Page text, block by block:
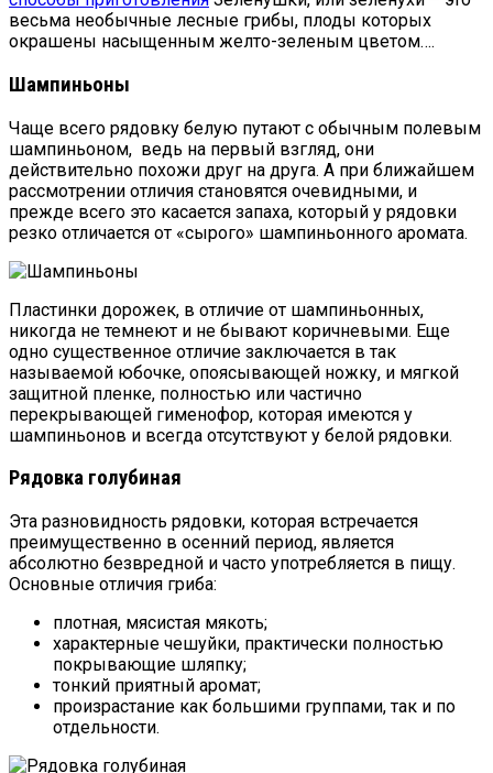
весьма необычные лесные грибы, плоды которых
окрашены насыщенным желто-зеленым цветом….
Шампиньоны
Чаще всего рядовку белую путают с обычным полевым
шампиньоном, ведь на первый взгляд, они
действительно похожи друг на друга. А при ближайшем
рассмотрении отличия становятся очевидными, и
прежде всего это касается запаха, который у рядовки
резко отличается от «сырого» шампиньонного аромата.
Пластинки дорожек, в отличие от шампиньонных,
никогда не темнеют и не бывают коричневыми. Еще
одно существенное отличие заключается в так
называемой юбочке, опоясывающей ножку, и мягкой
защитной пленке, полностью или частично
перекрывающей гименофор, которая имеются у
шампиньонов и всегда отсутствуют у белой рядовки.
Рядовка голубиная
Эта разновидность рядовки, которая встречается
преимущественно в осенний период, является
абсолютно безвредной и часто употребляется в пищу.
Основные отличия гриба:
плотная, мясистая мякоть;
характерные чешуйки, практически полностью
покрывающие шляпку;
тонкий приятный аромат;
произрастание как большими группами, так и по
отдельности.